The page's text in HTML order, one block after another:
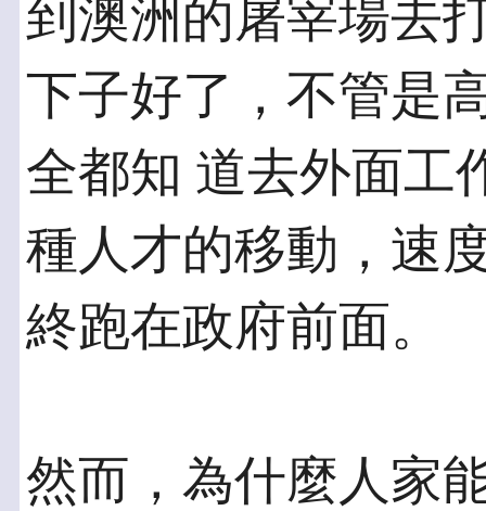
到澳洲的屠宰場去
下子好了，不管是
全都知 道去外面工
種人才的移動，速
終跑在政府前面。
然而，為什麼人家